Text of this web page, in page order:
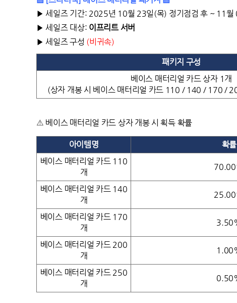
▶ 세일즈 기간: 2025년 10월 23일(목) 정기점검 후 ~ 11월
▶ 세일즈 대상: 이프리트 서버
▶ 세일즈 구성 (비 귀속)
패키지 구성
베이스 매터리얼 카드 상자 1개
(상자 개봉 시 베이스 매터리얼 카드 110 / 140 / 170 /
⚠️ 베이스 매터리얼 카드 상자 개봉 시 획득 확률
아이템명
확률
베이스 매터리얼 카드 110
개
베이스 매터리얼 카드 140
개
베이스 매터리얼 카드 170
개
베이스 매터리얼 카드 200
개
베이스 매터리얼 카드 250
개